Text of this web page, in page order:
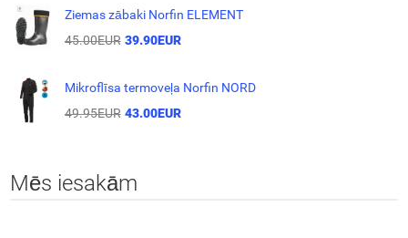
Ziemas zābaki Norfin ELEMENT
45.00EUR 39.90EUR
Mikroflīsa termoveļa Norfin NORD
49.95EUR 43.00EUR
Mēs iesakām